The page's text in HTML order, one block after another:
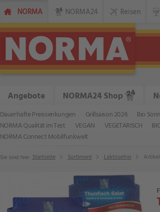
NORMA NORMA24 Reisen
Angebote NORMA24 Shop
Dauerhafte Preissenkungen Grillsaison 2026 Bio
NORMA Qualität im Test
VEGAN VEGETARISCH
NORMA Connect Mobilfunkwelt
Sie sind hier: Startseite Sortiment Laktosefrei